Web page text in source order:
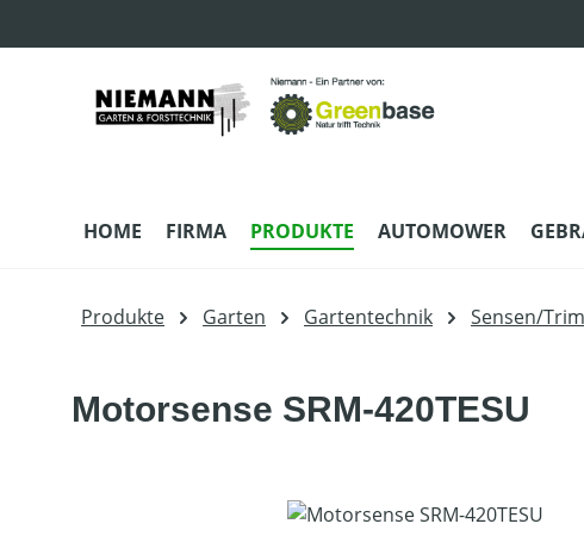
HOME FIRMA PRODUKTE AUTOMOWER
Produkte Garten Gartentechnik Sensen/
Motorsense SRM-420TESU
Bildergalerie überspringen